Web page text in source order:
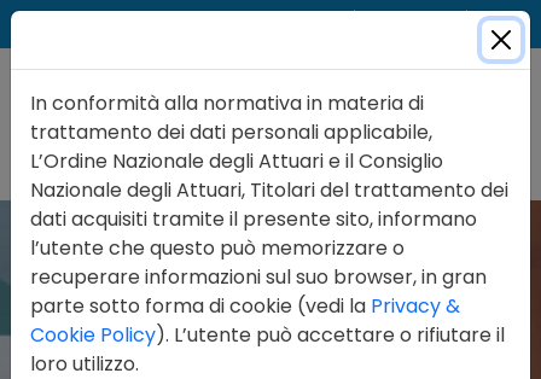
In conformità alla normativa in materia di
trattamento dei dati personali applicabile,
L’Ordine Nazionale degli Attuari e il Consiglio
Nazionale degli Attuari, Titolari del trattamento dei
dati acquisiti tramite il presente sito, informano
l’utente che questo può memorizzare o
recuperare informazioni sul suo browser, in gran
parte sotto forma di cookie (vedi la Privacy &
Cookie Policy). L’utente può accettare o rifiutare il
loro utilizzo.